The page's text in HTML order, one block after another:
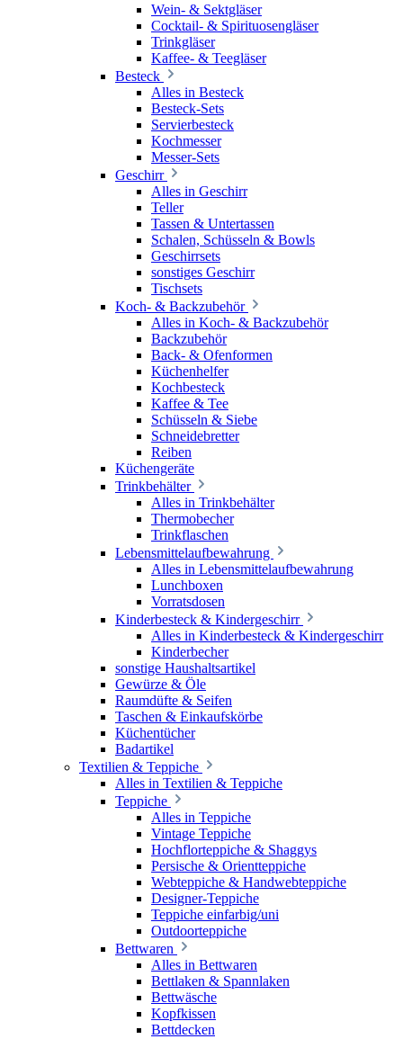
Wein- & Sektgläser
Cocktail- & Spirituosengläser
Trinkgläser
Kaffee- & Teegläser
Besteck
Alles in Besteck
Besteck-Sets
Servierbesteck
Kochmesser
Messer-Sets
Geschirr
Alles in Geschirr
Teller
Tassen & Untertassen
Schalen, Schüsseln & Bowls
Geschirrsets
sonstiges Geschirr
Tischsets
Koch- & Backzubehör
Alles in Koch- & Backzubehör
Backzubehör
Back- & Ofenformen
Küchenhelfer
Kochbesteck
Kaffee & Tee
Schüsseln & Siebe
Schneidebretter
Reiben
Küchengeräte
Trinkbehälter
Alles in Trinkbehälter
Thermobecher
Trinkflaschen
Lebensmittelaufbewahrung
Alles in Lebensmittelaufbewahrung
Lunchboxen
Vorratsdosen
Kinderbesteck & Kindergeschirr
Alles in Kinderbesteck & Kindergeschirr
Kinderbecher
sonstige Haushaltsartikel
Gewürze & Öle
Raumdüfte & Seifen
Taschen & Einkaufskörbe
Küchentücher
Badartikel
Textilien & Teppiche
Alles in Textilien & Teppiche
Teppiche
Alles in Teppiche
Vintage Teppiche
Hochflorteppiche & Shaggys
Persische & Orientteppiche
Webteppiche & Handwebteppiche
Designer-Teppiche
Teppiche einfarbig/uni
Outdoorteppiche
Bettwaren
Alles in Bettwaren
Bettlaken & Spannlaken
Bettwäsche
Kopfkissen
Bettdecken